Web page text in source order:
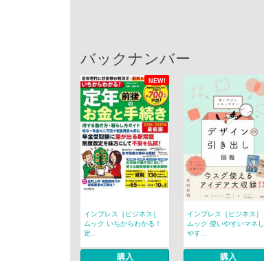
バックナンバー
NEW!
インプレス［ビジネス］
ムック いちからわかる！
定...
購入
インプレス［ビジネス］
ムック 使いやすいマネし
やす...
購入